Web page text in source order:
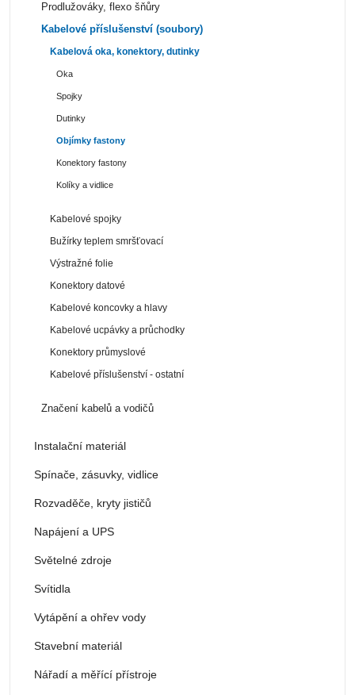
Prodlužováky, flexo šňůry
Kabelové příslušenství (soubory)
Kabelová oka, konektory, dutinky
Oka
Spojky
Dutinky
Objímky fastony
Konektory fastony
Kolíky a vidlice
Kabelové spojky
Bužírky teplem smršťovací
Výstražné folie
Konektory datové
Kabelové koncovky a hlavy
Kabelové ucpávky a průchodky
Konektory průmyslové
Kabelové příslušenství - ostatní
Značení kabelů a vodičů
Instalační materiál
Spínače, zásuvky, vidlice
Rozvaděče, kryty jističů
Napájení a UPS
Světelné zdroje
Svítidla
Vytápění a ohřev vody
Stavební materiál
Nářadí a měřící přístroje